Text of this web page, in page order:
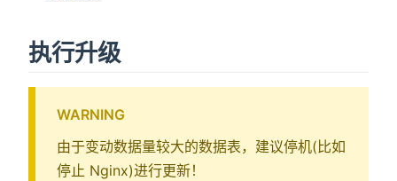
执行升级
WARNING
由于变动数据量较大的数据表，建议停机(比如
停止 Nginx)进行更新！